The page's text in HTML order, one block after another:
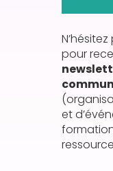
pour
et